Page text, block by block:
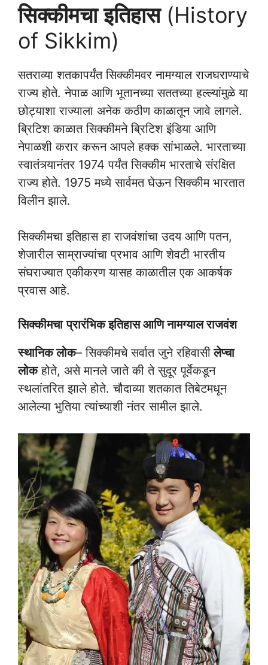
सिक्कीमचा इतिहास(History
of Sikkim)
सतराव्या शतकापर्यंत सिक्कीमवर नामग्याल राजघराण्याचे
राज्य होते. नेपाळ आणि भूतानच्या सततच्या हल्ल्यांमुळे या
छोट्याशा राज्याला अनेक कठीण काळातून जावे लागले.
ब्रिटिश काळात सिक्कीमने ब्रिटिश इंडिया आणि
नेपाळशी करार करून आपले हक्क सांभाळले. भारताच्या
स्वातंत्र्यानंतर 1974 पर्यंत सिक्कीम भारताचे संरक्षित
राज्य होते. 1975 मध्ये सार्वमत घेऊन सिक्कीम भारतात
विलीन झाले.
सिक्कीमचा इतिहास हा राजवंशांचा उदय आणि पतन,
शेजारील साम्राज्यांचा प्रभाव आणि शेवटी भारतीय
संघराज्यात एकीकरण यासह काळातील एक आकर्षक
प्रवास आहे.
सिक्कीमचा प्रारंभिक इतिहास आणि नामग्याल राजवंश
स्थानिक लोक– सिक्कीमचे सर्वात जुने रहिवासीलेप्चा
लोकहोते, असे मानले जाते की ते सुदूर पूर्वेकडून
स्थलांतरित झाले होते. चौदाव्या शतकात तिबेटमधून
आलेल्या भुतिया त्यांच्याशी नंतर सामील झाले.